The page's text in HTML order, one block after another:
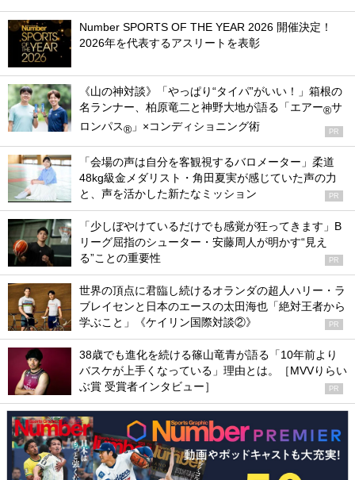
Number SPORTS OF THE YEAR 2026 開催決定！
2026年を代表するアスリートを表彰
《山の神対談》「やっぱり“タイパ”がいい！」箱根の
名ランナー、柏原竜二と神野大地が語る「エアー®サ
ロンパス® 」×コンディショニング術 PR
「会場の声は自分を客観視するバロメーター」柔道
48kg級金メダリスト・角田夏実が感じていた声の力
と、声を活かした新たなミッション
PR
「少しぼやけているだけでも感覚が狂ってきます」B
リーグ屈指のシューター・安藤周人が明かす“見え
る”ことの重要性
PR
世界の頂点に君臨し続けるオランダの超人ハリー・ラ
ブレイセンと日本のエースの太田海也「絶対王者から
学ぶこと」《ケイリン国際対談②》
PR
38歳でも進化を続ける篠山竜青が語る「10年前より
バスケが上手くなっている」理由とは。［MVVりらい
ぶ賞 受賞者インタビュー］
PR